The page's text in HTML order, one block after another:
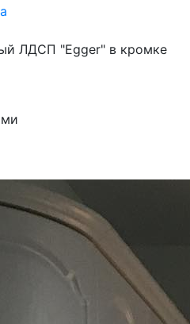
ЛДСП "Egger" в кромке